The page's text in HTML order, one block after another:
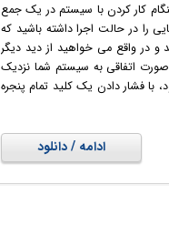
کار کردن با سیستم در یک جمع
را در حالت اجرا داشته باشید که
و در واقع می خواهید از دید دیگر
صورت اتفاقی به سیستم شما نزدیک
با فشار دادن یک کلید تمام پنجره
(برنامه ها) ی در حال نمایش را
روند اجرای برنامه ها از قسمت نوار
وظیفه و سیستم تری نیز می باشد. اما نکته مهم اینجاست که نرم افزار Boss Key
ادامه / دانلود